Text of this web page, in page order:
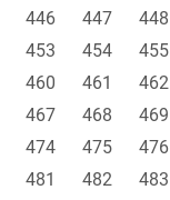
446 447 448
453 454 455
460 461 462
467 468 469
474 475 476
481 482 483